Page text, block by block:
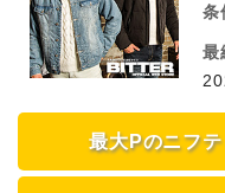
条
最
最大Pのニフ